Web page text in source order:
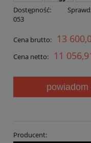
Dostępność:
053
Cena brutto: 13
Cena netto: 11
Producent: